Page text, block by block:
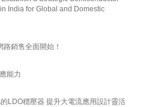
India for Global and Domestic
銷售全面開始！
能力
LDO穩壓器 提升大電流應用設計靈活